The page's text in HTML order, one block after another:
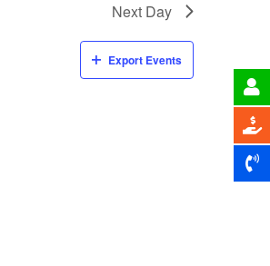
Next Day
Export Events